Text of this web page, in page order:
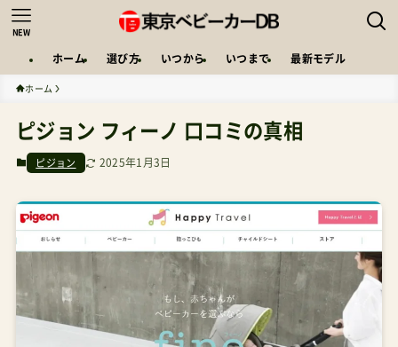
NEW
ホーム 選び方 いつから いつまで 最新モデル
ホーム
ピジョン フィーノ 口コミの真相
ピジョン 2025年1月3日